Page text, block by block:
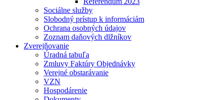
Sociálne služby
Slobodný prístup k informáciám
Ochrana osobných údajov
Zoznam daňových dlžníkov
Zverejňovanie
Úradná tabuľa
Zmluvy Faktúry Objednávky
Verejné obstarávanie
VZN
Hospodárenie